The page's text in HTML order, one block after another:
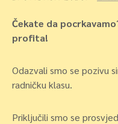
Čekate da
profita!
Odazvali smo se pozivu
radničku klasu.
Priključili smo se